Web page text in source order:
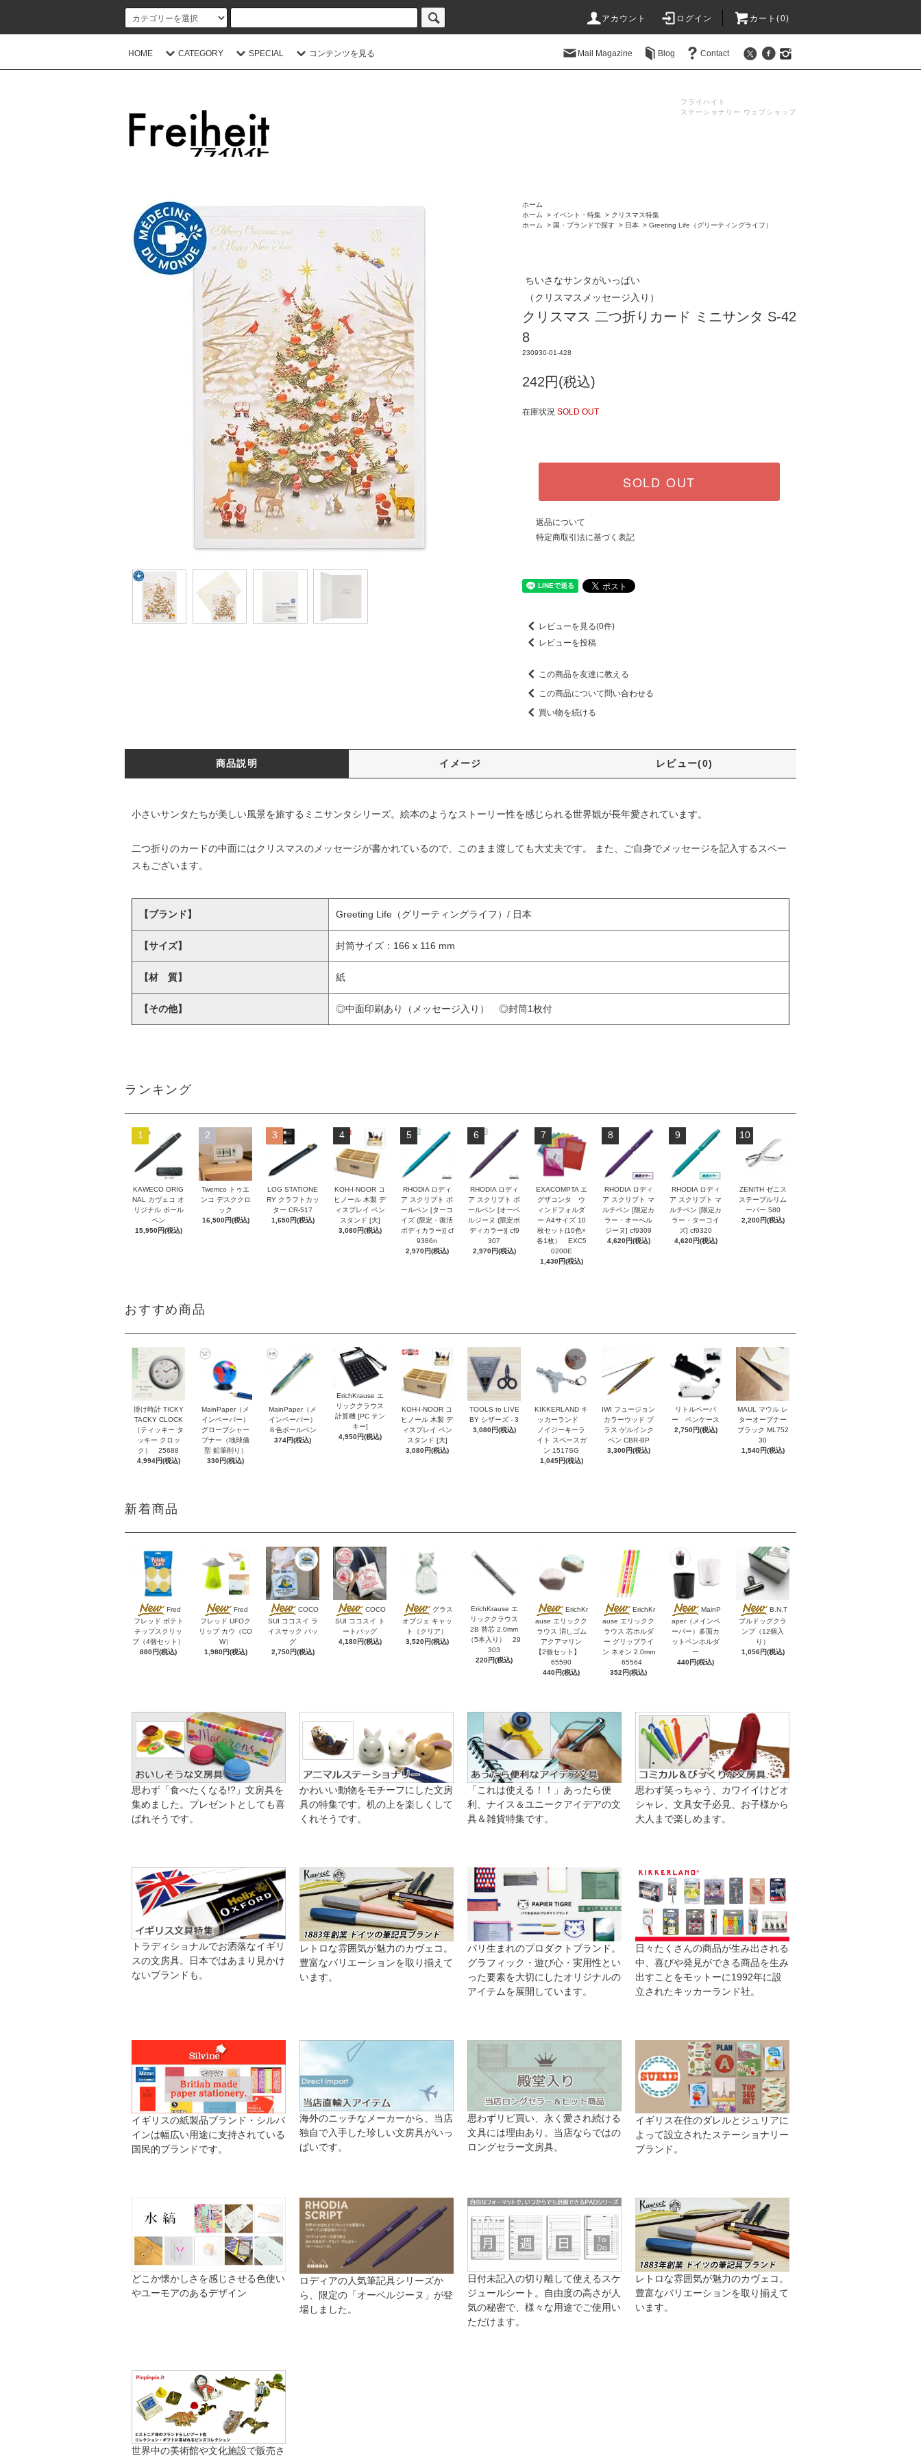
アカウント ログイン カート(0)
HOME CATEGORY SPECIAL コンテンツを見る Mail Magazine Blog Contact
フライハイト
ステーショナリー ウェブショップ
ホーム
ホーム
> イベント・特集 > クリスマス特集
ホーム
> 国・ブランドで探す > 日本 > Greeting Life（グリーティングライフ）
ちいさなサンタがいっぱい
（クリスマスメッセージ入り）
クリスマス 二つ折りカード ミニサンタ S-42
8
230930-01-428
242円(税込)
在庫状況 SOLD OUT
SOLD OUT
返品について
特定商取引法に基づく表記
レビューを見る(0件)
レビューを投稿
この商品を友達に教える
この商品について問い合わせる
買い物を続ける
商品説明 イメージ レビュー(0)
小さいサンタたちが美しい風景を旅するミニサンタシリーズ。絵本のようなストーリー性を感じられる世界観が長年愛されています。
二つ折りのカードの中面にはクリスマスのメッセージが書かれているので、このまま渡しても大丈夫です。 また、ご自身でメッセージを記入するスペー
スもございます。
【ブランド】 Greeting Life（グリーティングライフ）/ 日本
【サイズ】 封筒サイズ：166 x 116 mm
【材 質】 紙
【その他】 ◎中面印刷あり（メッセージ入り） ◎封筒1枚付
ランキング
1
KAWECO ORIG
NAL カヴェコ オ
リジナル ボール
ペン
15,950円(税込)
2
Twemco トゥエ
ンコ デスククロ
ック
16,500円(税込)
3
LOG STATIONE
RY クラフトカッ
ター CR-517
1,650円(税込)
4
KOH-I-NOOR コ
ヒノール 木製 デ
ィスプレイ ペン
スタンド [大]
3,080円(税込)
5
RHODIA ロディ
ア スクリプト ボ
ールペン [ターコ
イズ (限定・復活
ボディカラー)] cf
9386n
2,970円(税込)
6
RHODIA ロディ
ア スクリプト ボ
ールペン [オーベ
ルジーヌ (限定ボ
ディカラー)] cf9
307
2,970円(税込)
7
EXACOMPTA エ
グザコンタ ウ
ィンドフォルダ
ー A4サイズ 10
枚セット(10色×
各1枚） EXC5
0200E
1,430円(税込)
8
RHODIA ロディ
ア スクリプト マ
ルチペン [限定カ
ラー・オーベル
ジーヌ] cf9309
4,620円(税込)
9
RHODIA ロディ
ア スクリプト マ
ルチペン [限定カ
ラー・ターコイ
ズ] cf9320
4,620円(税込)
10
ZENITH ゼニス
ステープルリム
ーバー 580
2,200円(税込)
おすすめ商品
掛け時計 TICKY
TACKY CLOCK
（ティッキー タ
ッキー クロッ
ク） 25688
4,994円(税込)
MainPaper（メ
インペーパー）
グローブシャー
プナー（地球儀
型 鉛筆削り）
330円(税込)
MainPaper（メ
インペーパー）
８色ボールペン
374円(税込)
ErichKrause エ
リッククラウス
計算機 [PC テン
キー]
4,950円(税込)
KOH-I-NOOR コ
ヒノール 木製 デ
ィスプレイ ペン
スタンド [大]
3,080円(税込)
TOOLS to LIVE
BY シザーズ - 3
3,080円(税込)
KIKKERLAND キ
ッカーランド
ノイジーキーラ
イト スペースガ
ン 1517SG
1,045円(税込)
IWI フュージョン
カラーウッド ブ
ラス ゲルインク
ペン CBR-BP
3,300円(税込)
リトルペーパ
ー ペンケース
2,750円(税込)
MAUL マウル レ
ターオープナー
ブラック ML752
30
1,540円(税込)
新着商品
Fred
フレッド ポテト
チップスクリッ
プ（4個セット）
880円(税込)
Fred
フレッド UFOク
リップ カウ（CO
W）
1,980円(税込)
COCO
SUI ココスイ ラ
イスサック バッ
グ
2,750円(税込)
COCO
SUI ココスイ ト
ートバッグ
4,180円(税込)
グラス
オブジェ キャッ
ト（クリア）
3,520円(税込)
ErichKrause エ
リッククラウス
2B 替芯 2.0mm
（5本入り） 29
303
220円(税込)
ErichKr
ause エリックク
ラウス 消しゴム
アクアマリン
【2個セット】
65590
440円(税込)
ErichKr
ause エリックク
ラウス 芯ホルダ
ー グリップライ
ン ネオン 2.0mm
65564
352円(税込)
MainP
aper（メインペ
ーパー）多面カ
ットペンホルダ
ー
440円(税込)
B.N.T
ブルドッグクラ
ンプ（12個入
り）
1,056円(税込)
思わず「食べたくなる!?」文房具を
集めました。プレゼントとしても喜
ばれそうです。
かわいい動物をモチーフにした文房
具の特集です。机の上を楽しくして
くれそうです。
「これは使える！！」あったら便
利、ナイス＆ユニークアイデアの文
具＆雑貨特集です。
思わず笑っちゃう、カワイイけどオ
シャレ、文具女子必見、お子様から
大人まで楽しめます。
トラディショナルでお洒落なイギリ
スの文房具。日本ではあまり見かけ
ないブランドも。
レトロな雰囲気が魅力のカヴェコ。
豊富なバリエーションを取り揃えて
います。
パリ生まれのプロダクトブランド。
グラフィック・遊び心・実用性とい
った要素を大切にしたオリジナルの
アイテムを展開しています。
日々たくさんの商品が生み出される
中、喜びや発見ができる商品を生み
出すことをモットーに1992年に設
立されたキッカーランド社。
イギリスの紙製品ブランド・シルバ
インは幅広い用途に支持されている
国民的ブランドです。
海外のニッチなメーカーから、当店
独自で入手した珍しい文房具がいっ
ぱいです。
思わずリピ買い、永く愛され続ける
文具には理由あり。当店ならではの
ロングセラー文房具。
イギリス在住のダレルとジュリアに
よって設立されたステーショナリー
ブランド。
どこか懐かしさを感じさせる色使い
やユーモアのあるデザイン
ロディアの人気筆記具シリーズか
ら、限定の「オーベルジーヌ」が登
場しました。
日付未記入の切り離して使えるスケ
ジュールシート。自由度の高さが人
気の秘密で、様々な用途でご使用い
ただけます。
レトロな雰囲気が魅力のカヴェコ。
豊富なバリエーションを取り揃えて
います。
世界中の美術館や文化施設で販売さ